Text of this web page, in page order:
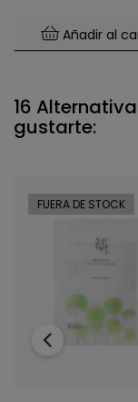
Añadir al
16
gustarte:
FUERA DE STOCK
‹